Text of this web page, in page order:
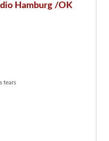
Hamburg /OK
tears